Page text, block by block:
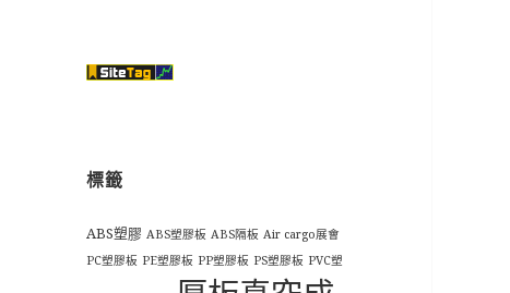
標籤
ABS塑膠 ABS塑膠板 ABS隔板 Air cargo展會
PC塑膠板 PE塑膠板 PP塑膠板 PS塑膠板 PVC塑